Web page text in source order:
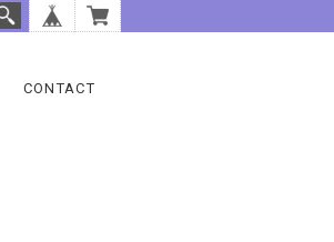
CONTACT